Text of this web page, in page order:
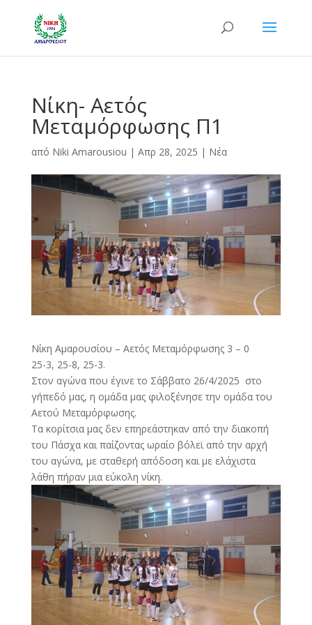
Νίκη- Αετός
Μεταμόρφωσης Π1
από Niki Amarousiou | Απρ 28, 2025 | Νέα
Νίκη Αμαρουσίου – Αετός Μεταμόρφωσης 3 – 0
25-3, 25-8, 25-3.
Στον αγώνα που έγινε το Σάββατο 26/4/2025 στο
γήπεδό μας, η ομάδα μας φιλοξένησε την ομάδα του
Αετού Μεταμόρφωσης.
Τα κορίτσια μας δεν επηρεάστηκαν από την διακοπή
του Πάσχα και παίζοντας ωραίο βόλεϊ από την αρχή
του αγώνα, με σταθερή απόδοση και με ελάχιστα
λάθη πήραν μια εύκολη νίκη.